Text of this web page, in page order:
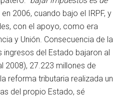
en 2006, cuando bajo el IRPF, y
con el apoyo, como era
y Unión. Consecuencia de la
ingresos del Estado bajaron al
2008), 27.223 millones de
reforma tributaria realizada un
del propio Estado, sé